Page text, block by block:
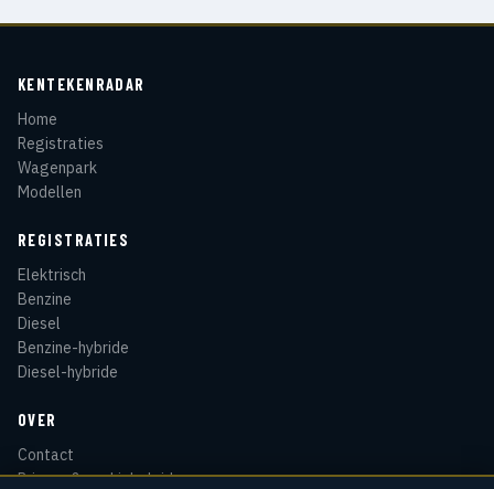
KENTEKENRADAR
Home
Registraties
Wagenpark
Modellen
REGISTRATIES
Elektrisch
Benzine
Diesel
Benzine-hybride
Diesel-hybride
OVER
Contact
Privacy & cookiebeleid